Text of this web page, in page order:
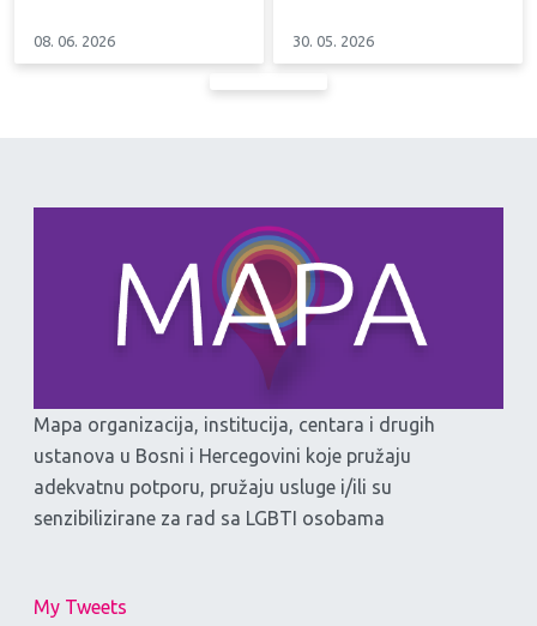
08. 06. 2026 30. 05. 2026
Mapa organizacija, institucija, centara i drugih
ustanova u Bosni i Hercegovini koje pružaju
adekvatnu potporu, pružaju usluge i/ili su
senzibilizirane za rad sa LGBTI osobama
My Tweets